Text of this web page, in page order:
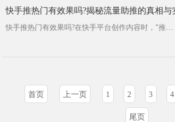
快手推热门有效果吗?在快手平台创作内容时，"推热门"功能被许多用户视为涨粉神器，但实际使用中常有人疑惑：花···
首页 上一页 1 2 3 4
尾页